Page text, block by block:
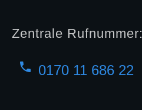
Zentrale Rufnummer:
0170 11 686 22